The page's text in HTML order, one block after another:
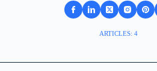
ARTICLES: 4